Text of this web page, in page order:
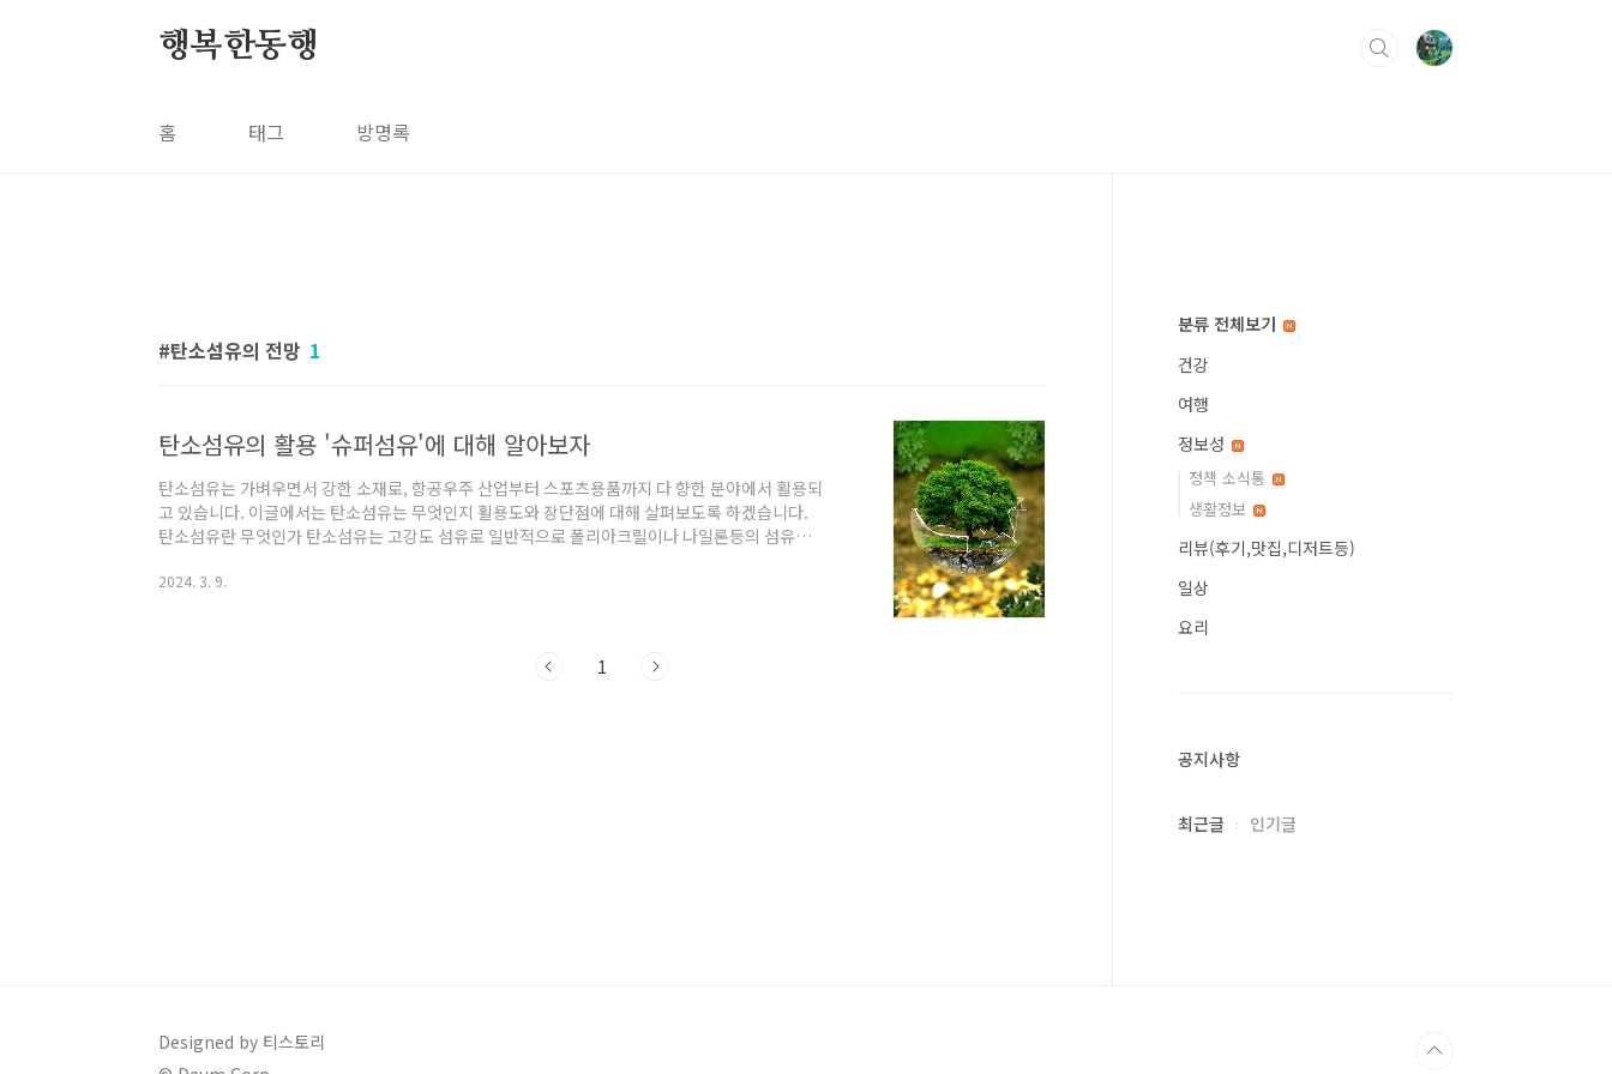
행복한동행
홈 태그 방명록
탄소섬유의 전망 1
탄소섬유의 활용 '슈퍼섬유'에 대해 알아보자
탄소섬유는 가벼우면서 강한 소재로, 항공우주 산업부터 스포츠용품까지 다 향한 분야에서 활용되
고 있습니다. 이글에서는 탄소섬유는 무엇인지 활용도와 장단점에 대해 살펴보도록 하겠습니다.
탄소섬유란 무엇인가 탄소섬유는 고강도 섬유로 일반적으로 폴리아크릴이나 나일론등의 섬유에
고합환경에서도 우수한 성능을 발휘합니다. 탄소섬유의 특징 탄소섬유는 뛰어나 강도와 경량성을
업에서는 비행기와 우주선의 경량화에 주로 사용되며 자동차 산업에서는 ..
2024. 3. 9.
1
분류 전체보기
건강
여행
정보성
정책 소식통
생활정보
리뷰(후기,맛집,디저트등)
일상
요리
공지사항
최근글 인기글
Designed by 티스토리